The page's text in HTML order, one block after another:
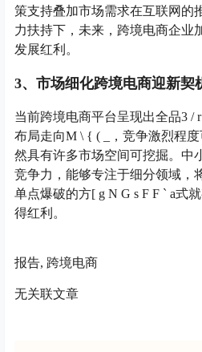
策支持叠加市场需求在互联网的
力扶持下，未来，跨境电商企业
发展红利。
3、市场细化跨境电商迎新契
当前跨境电商平台呈现出全品3 /
布局走向M \ { ( _
，竞争激烈程
然具有许多市场空间可挖掘。中
竞争力，能够专注于细分领域，
单点爆破的方[ g N G s F F ` a式
得红利。
报告, 跨境电商
无关联文章